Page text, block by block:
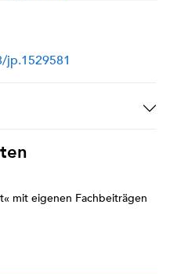
mit eigenen Fachbeiträgen